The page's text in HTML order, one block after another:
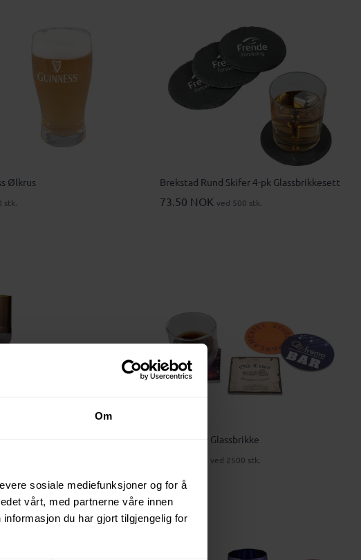
Om
sosiale mediefunksjoner og for å
vårt, med partnerne våre innen
du har gjort tilgjengelig for
Ølkrus
stk.
Brekstad Rund Skifer 4-pk Glassbrikkesett
73.50 NOK ved 500 stk.
Luleå Papir Glassbrikke
ved 2500 stk.